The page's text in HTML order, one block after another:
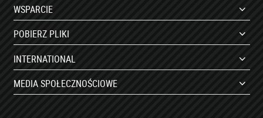
WSPARCIE
POBIERZ PLIKI
INTERNATIONAL
MEDIA SPOŁECZNOŚCIOWE